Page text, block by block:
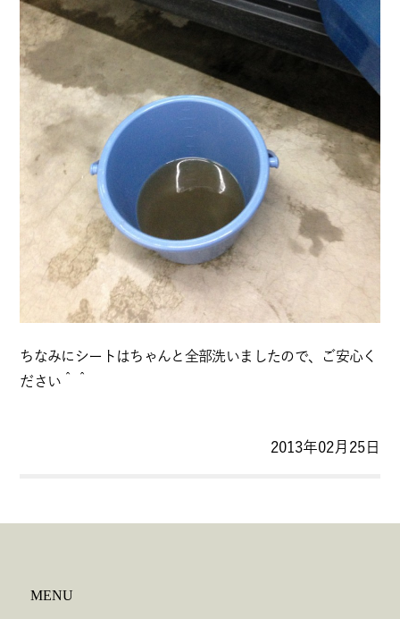
ちなみにシートはちゃんと全部洗いましたので、ご安心く
ださい＾＾
2013年02月25日
MENU